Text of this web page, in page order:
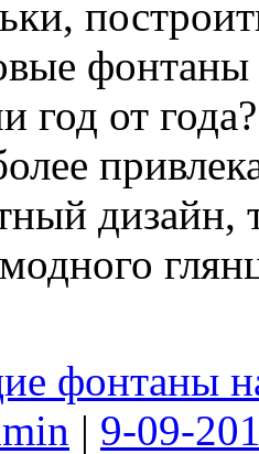
фонтаны
год от
дизайн,
фонтаны
| 9-09-